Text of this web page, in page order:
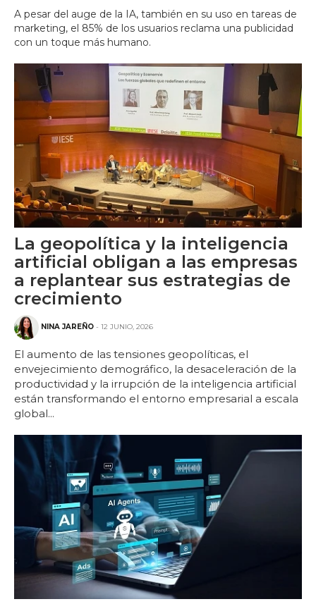
A pesar del auge de la IA, también en su uso en tareas de
marketing, el 85% de los usuarios reclama una publicidad
con un toque más humano.
La geopolítica y la inteligencia
artificial obligan a las empresas
a replantear sus estrategias de
crecimiento
NINA JAREÑO - 12 JUNIO, 2026
El aumento de las tensiones geopolíticas, el
envejecimiento demográfico, la desaceleración de la
productividad y la irrupción de la inteligencia artificial
están transformando el entorno empresarial a escala
global...